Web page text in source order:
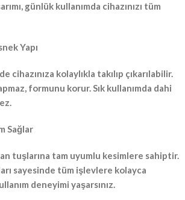
günlük kullanımda cihazınızı tüm
Yapı
cihazınıza kolaylıkla takılıp çıkarılabilir.
formunu korur. Sık kullanımda dahi
Sağlar
tuşlarına tam uyumlu kesimlere sahiptir.
sayesinde tüm işlevlere kolayca
deneyimi yaşarsınız.